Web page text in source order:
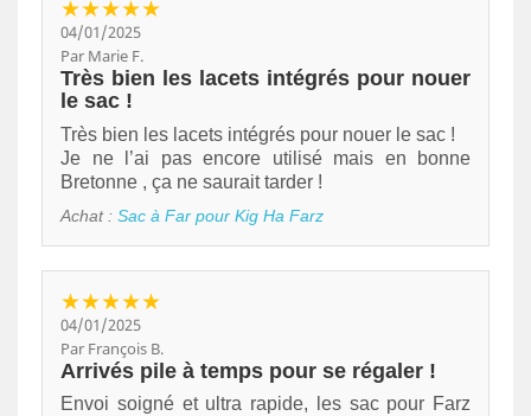
★★★★★
04/01/2025
Par Marie F.
Très bien les lacets intégrés pour nouer
le sac !
Très bien les lacets intégrés pour nouer le sac !
Je ne l’ai pas encore utilisé mais en bonne
Bretonne , ça ne saurait tarder !
Achat : Sac à Far pour Kig Ha Farz
★★★★★
04/01/2025
Par François B.
Arrivés pile à temps pour se régaler !
Envoi soigné et ultra rapide, les sac pour Farz